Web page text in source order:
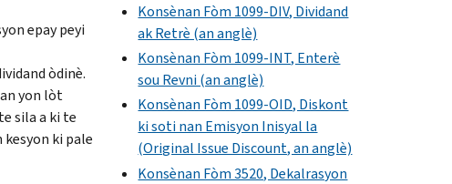
epay peyi
òdinè.
yon lòt
sila a ki te
ki pale
Konsènan Fòm 1099-DIV, Dividand
ak Retrè (an anglè)
Konsènan Fòm 1099-INT, Enterè
sou Revni (an anglè)
Konsènan Fòm 1099-OID, Diskont
ki soti nan Emisyon Inisyal la
(Original Issue Discount, an anglè)
Konsènan Fòm 3520, Dekalrasyon